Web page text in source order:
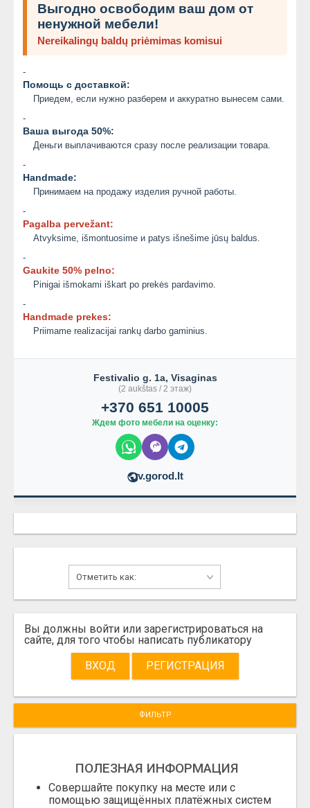
Выгодно освободим ваш дом от
ненужной мебели!
Nereikalingų baldų priėmimas komisui
-
Помощь с доставкой:
Приедем, если нужно разберем и аккуратно вынесем сами.
-
Ваша выгода 50%:
Деньги выплачиваются сразу после реализации товара.
-
Handmade:
Принимаем на продажу изделия ручной работы.
-
Pagalba pervežant:
Atvyksime, išmontuosime и patys išnešime jūsų baldus.
-
Gaukite 50% pelno:
Pinigai išmokami iškart po prekės pardavimo.
-
Handmade prekes:
Priimame realizacijai rankų darbo gaminius.
Festivalio g. 1a, Visaginas
(2 aukštas / 2 этаж)
+370 651 10005
Ждем фото мебели на оценку:
v.gorod.lt
Вы должны войти или зарегистрироваться на
сайте, для того чтобы написать публикатору
ВХОД
РЕГИСТРАЦИЯ
ФИЛЬТР
ПОЛЕЗНАЯ ИНФОРМАЦИЯ
Совершайте покупку на месте или с
помощью защищённых платёжных систем